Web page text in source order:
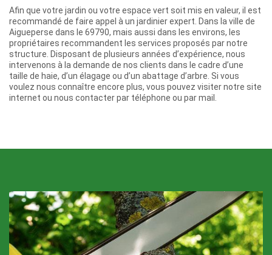
Afin que votre jardin ou votre espace vert soit mis en valeur, il est
recommandé de faire appel à un jardinier expert. Dans la ville de
Aigueperse dans le 69790, mais aussi dans les environs, les
propriétaires recommandent les services proposés par notre
structure. Disposant de plusieurs années d’expérience, nous
intervenons à la demande de nos clients dans le cadre d’une
taille de haie, d’un élagage ou d’un abattage d’arbre. Si vous
voulez nous connaître encore plus, vous pouvez visiter notre site
internet ou nous contacter par téléphone ou par mail.